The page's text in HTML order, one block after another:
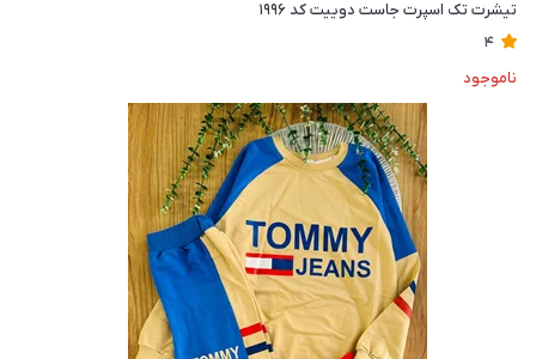
تیشرت تک اسپرت جاست دوییت کد ۱۹۹۶
4
ناموجود